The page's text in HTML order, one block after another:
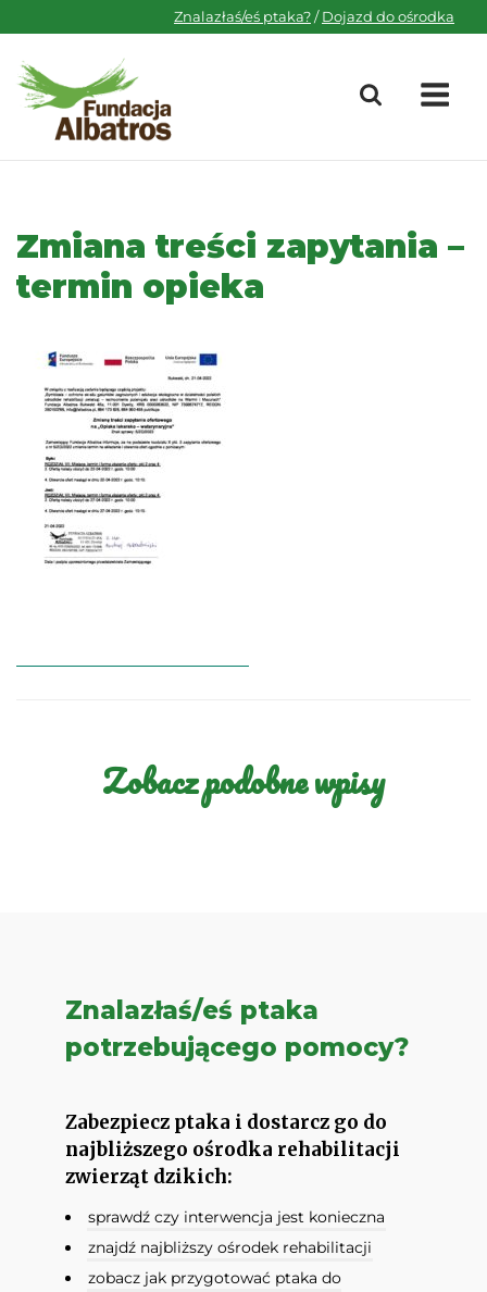
to
content
Znalazłaś/eś ptaka?/Dojazd do ośrodka
Zmiana treści zapytania –
termin opieka
Zobacz podobne wpisy
Znalazłaś/eś ptaka
potrzebującego pomocy?
Zabezpiecz ptaka i dostarcz go do
najbliższego ośrodka rehabilitacji
zwierząt dzikich:
sprawdź czy interwencja jest konieczna
znajdź najbliższy ośrodek rehabilitacji
zobacz jak przygotować ptaka do